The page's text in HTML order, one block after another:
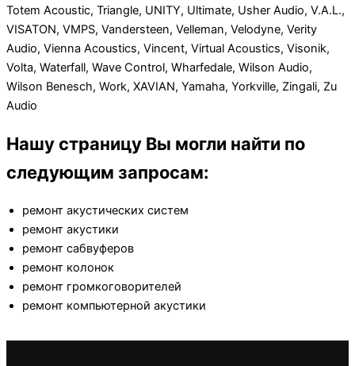
Totem Acoustic, Triangle, UNITY, Ultimate, Usher Audio, V.A.L.,
VISATON, VMPS, Vandersteen, Velleman, Velodyne, Verity
Audio, Vienna Acoustics, Vincent, Virtual Acoustics, Visonik,
Volta, Waterfall, Wave Control, Wharfedale, Wilson Audio,
Wilson Benesch, Work, XAVIAN, Yamaha, Yorkville, Zingali, Zu
Audio
Нашу страницу Вы могли найти по
следующим запросам:
ремонт акустических систем
ремонт акустики
ремонт сабвуферов
ремонт колонок
ремонт громкоговорителей
ремонт компьютерной акустики